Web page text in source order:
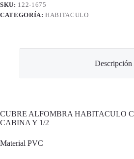
SKU: 122-1675
CATEGORÍA:HABITACULO
Descripción
CUBRE ALFOMBRA HABITACULO
CABINA Y 1/2
Material PVC